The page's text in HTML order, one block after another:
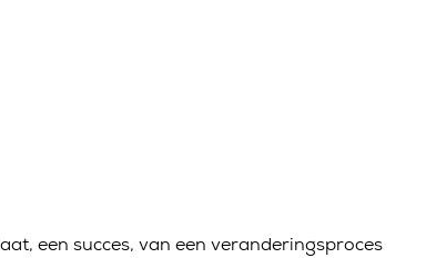
een succes, van een veranderingsproces